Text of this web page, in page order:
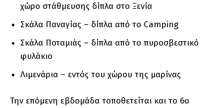
χώρο στάθμευσης δίπλα στο Ξενία
Σκάλα Παναγίας – δίπλα από το Camping
Σκάλα Ποταμιάς – δίπλα από το πυροσβεστικό
φυλάκιο
Λιμενάρια – εντός του χώρου της μαρίνας
Την επόμενη εβδομάδα τοποθετείται και το 6ο